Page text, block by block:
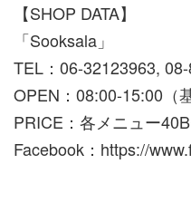
【SHOP DATA】
「Sooksala」
TEL：06-32123963,
OPEN：08:00-15:00（
PRICE：各メニュー
Facebook：https://